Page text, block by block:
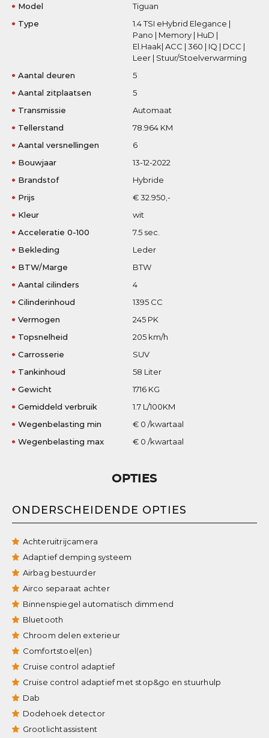
Model
Tiguan
Type
1.4 TSI eHybrid Elegance |
Pano | Memory | HuD |
El.Haak| ACC | 360 | IQ | DCC |
Leer | Stuur/Stoelverwarming
Aantal deuren
5
Aantal zitplaatsen
5
Transmissie
Automaat
Tellerstand
78.964 KM
Aantal versnellingen
6
Bouwjaar
13-12-2022
Brandstof
Hybride
Prijs
€ 32.950,-
Kleur
wit
Acceleratie 0-100
7.5 sec.
Bekleding
Leder
BTW/Marge
BTW
Aantal cilinders
4
Cilinderinhoud
1395 CC
Vermogen
245 PK
Topsnelheid
205 km/h
Carrosserie
SUV
Tankinhoud
58 Liter
Gewicht
1716 KG
Gemiddeld verbruik
1.7 L/100KM
Wegenbelasting min
€ 0 /kwartaal
Wegenbelasting max
€ 0 /kwartaal
OPTIES
ONDERSCHEIDENDE OPTIES
Achteruitrijcamera
Adaptief demping systeem
Airbag bestuurder
Airco separaat achter
Binnenspiegel automatisch dimmend
Bluetooth
Chroom delen exterieur
Comfortstoel(en)
Cruise control adaptief
Cruise control adaptief met stop&go en stuurhulp
Dab
Dodehoek detector
Grootlichtassistent